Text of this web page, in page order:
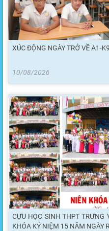
XÚC ĐỘNG NGÀY TRỞ VỀ A1-K9
10/08/2026
CỰU HỌC SINH THPT TRƯNG
KHÓA KỶ NIỆM 15 NĂM NGÀY